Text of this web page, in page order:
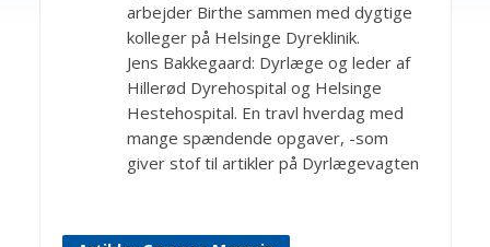
arbejder Birthe sammen med dygtige
kolleger på Helsinge Dyreklinik.
Jens Bakkegaard: Dyrlæge og leder af
Hillerød Dyrehospital og Helsinge
Hestehospital. En travl hverdag med
mange spændende opgaver, -som
giver stof til artikler på Dyrlægevagten